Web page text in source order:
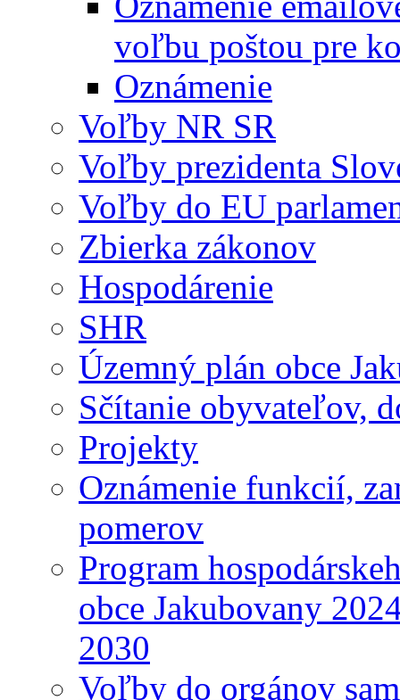
voľbu poštou pre
Oznámenie
Voľby NR SR
Voľby prezidenta
Voľby do EU
Zbierka zákonov
Hospodárenie
SHR
Územný plán obce
Sčítanie obyvateľov,
Projekty
Oznámenie funkcií,
pomerov
Program
obce Jakubovany
2030
Voľby do orgánov